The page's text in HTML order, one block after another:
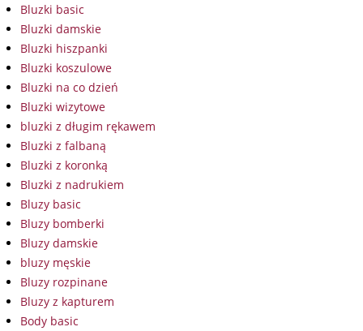
Bluzki basic
Bluzki damskie
Bluzki hiszpanki
Bluzki koszulowe
Bluzki na co dzień
Bluzki wizytowe
bluzki z długim rękawem
Bluzki z falbaną
Bluzki z koronką
Bluzki z nadrukiem
Bluzy basic
Bluzy bomberki
Bluzy damskie
bluzy męskie
Bluzy rozpinane
Bluzy z kapturem
Body basic